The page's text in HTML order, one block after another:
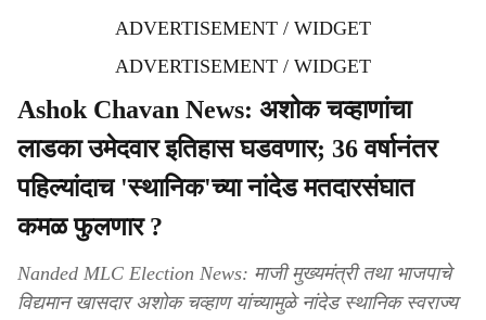
ADVERTISEMENT / WIDGET
ADVERTISEMENT / WIDGET
Ashok Chavan News: अशोक चव्हाणांचा
लाडका उमेदवार इतिहास घडवणार; 36 वर्षानंतर
पहिल्यांदाच 'स्थानिक'च्या नांदेड मतदारसंघात
कमळ फुलणार ?
Nanded MLC Election News: माजी मुख्यमंत्री तथा भाजपाचे
विद्यमान खासदार अशोक चव्हाण यांच्यामुळे नांदेड स्थानिक स्वराज्य